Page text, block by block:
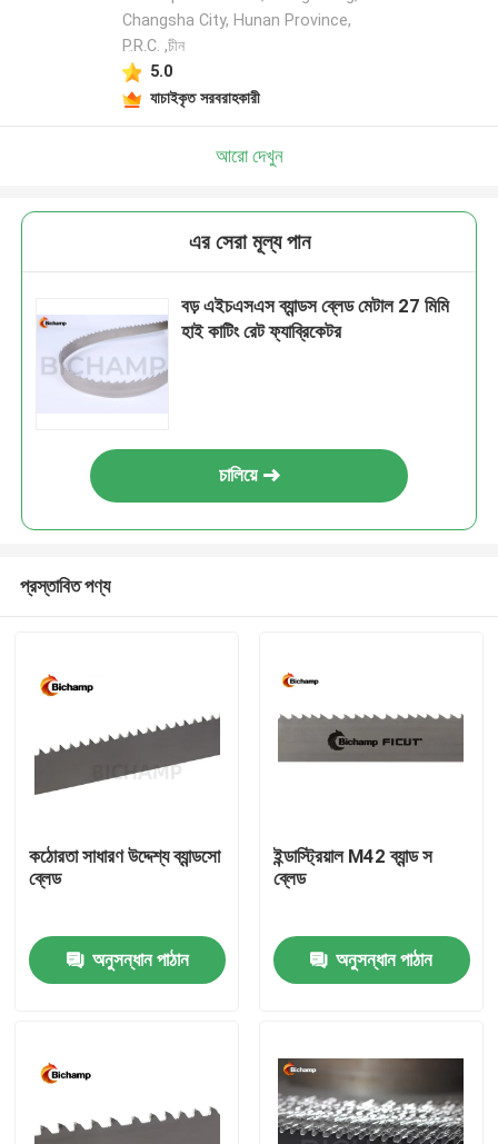
পণ্য
আমাদের সম্পর্কে
Changsha City, Hunan Province,
P.R.C. ,চীন
5.0
যাচাইকৃত সরবরাহকারী
আরো দেখুন
এর সেরা মূল্য পান
বড় এইচএসএস ব্যান্ডস ব্লেড মেটাল 27 মিমি
হাই কাটিং রেট ফ্যাব্রিকেটর
চালিয়ে
প্রস্তাবিত পণ্য
কঠোরতা সাধারণ উদ্দেশ্য ব্যান্ডসো
ব্লেড
অনুসন্ধান পাঠান
ইন্ডাস্ট্রিয়াল M42 ব্যান্ড স
ব্লেড
অনুসন্ধান পাঠান